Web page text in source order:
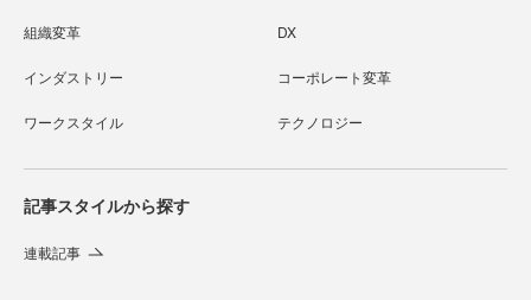
組織変革 DX
インダストリー コーポレート変革
ワークスタイル テクノロジー
記事スタイルから探す
連載記事